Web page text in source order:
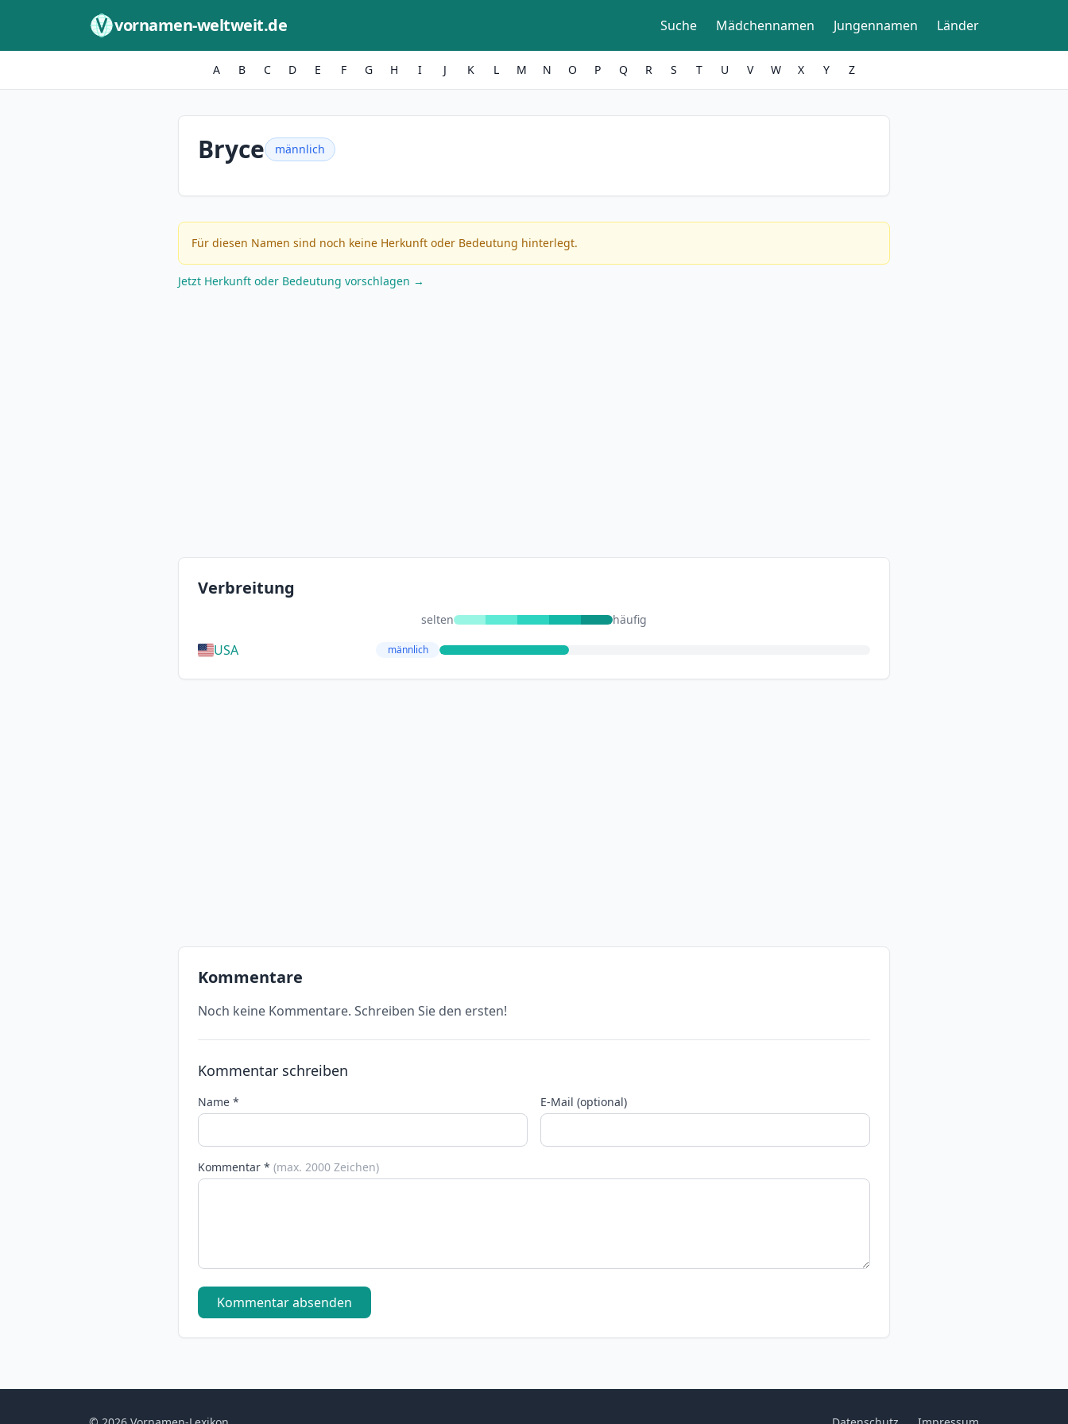
vornamen-weltweit.de Suche Mädchennamen Jungennamen Länder
A B C D E F G H I J K L M N O P Q R S T U V W X Y Z
Bryce männlich
Für diesen Namen sind noch keine Herkunft oder Bedeutung hinterlegt.
Jetzt Herkunft oder Bedeutung vorschlagen →
Verbreitung
selten häufig
USA männlich
Kommentare
Noch keine Kommentare. Schreiben Sie den ersten!
Kommentar schreiben
Name * E-Mail (optional)
Kommentar * (max. 2000 Zeichen)
Kommentar absenden